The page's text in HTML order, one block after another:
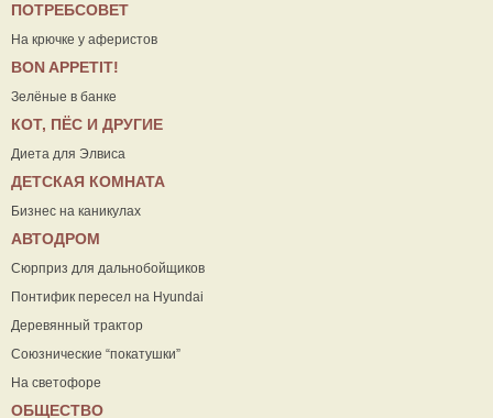
ПОТРЕБСОВЕТ
На крючке у аферистов
ВON APPETIT!
Зелёные в банке
КОТ, ПЁС И ДРУГИЕ
Диета для Элвиса
ДЕТСКАЯ КОМНАТА
Бизнес на каникулах
АВТОДРОМ
Сюрприз для дальнобойщиков
Понтифик пересел на Hyundai
Деревянный трактор
Союзнические “покатушки”
На светофоре
ОБЩЕСТВО